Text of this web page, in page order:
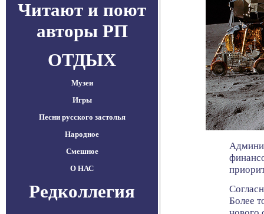
Читают и поют
авторы РП
ОТДЫХ
Музеи
Игры
Песни русского застолья
Народное
Смешное
О НАС
Редколлегия
Более